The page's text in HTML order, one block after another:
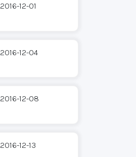
2016-12-01
2016-12-04
2016-12-08
2016-12-13